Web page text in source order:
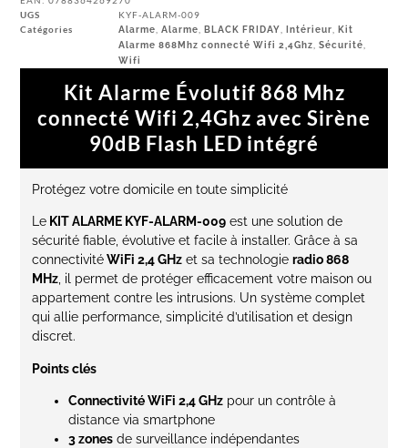
UGS
KYF-ALARM-009
Catégories
Alarme ,Alarme ,BLACK FRIDAY , Intérieur ,Kit
Alarme 868Mhz connecté Wifi 2,4Ghz
,Sécurité
Wifi
Kit Alarme Évolutif 868 Mhz
connecté Wifi 2,4Ghz avec Sirène
90dB Flash LED intégré
Protégez votre domicile en toute simplicité
Le KIT ALARME KYF-ALARM-009 est une solution de
sécurité fiable, évolutive et facile à installer. Grâce à sa
connectivitéWiFi 2,4 GHz et sa technologieradio 868
MHz, il permet de protéger efficacement votre maison ou
appartement contre les intrusions. Un système complet
qui allie performance, simplicité d’utilisation et design
discret.
Points clés
Connectivité WiFi 2,4 GHz pour un contrôle à
distance via smartphone
3 zones de surveillance indépendantes